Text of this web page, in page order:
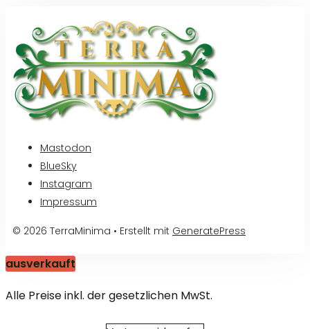
Mastodon
BlueSky
Instagram
Impressum
© 2026 TerraMinima • Erstellt mit GeneratePress
ausverkauft
Alle Preise inkl. der gesetzlichen MwSt.